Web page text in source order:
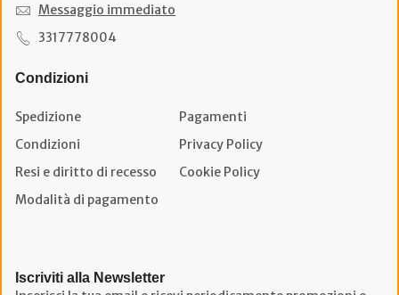
Messaggio immediato
3317778004
Condizioni
Spedizione
Pagamenti
Condizioni
Privacy Policy
Resi e diritto di recesso
Cookie Policy
Modalità di pagamento
Iscriviti alla Newsletter